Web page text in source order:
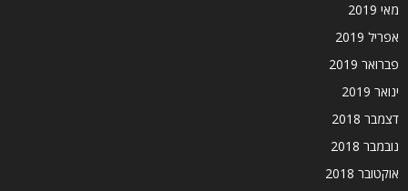
מאי 2019
אפריל 2019
פברואר 2019
ינואר 2019
דצמבר 2018
נובמבר 2018
אוקטובר 2018